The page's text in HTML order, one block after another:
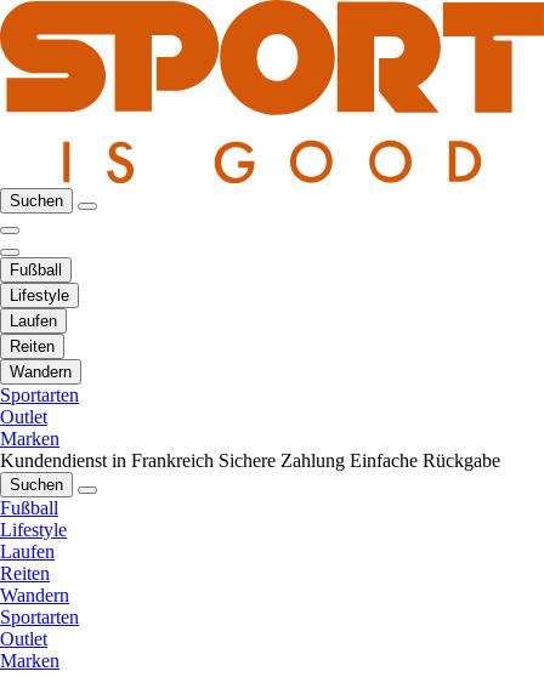
Suchen
Fußball
Lifestyle
Laufen
Reiten
Wandern
Sportarten
Outlet
Marken
Kundendienst in Frankreich Sichere Zahlung Einfache Rückgabe
Suchen
Fußball
Lifestyle
Laufen
Reiten
Wandern
Sportarten
Outlet
Marken